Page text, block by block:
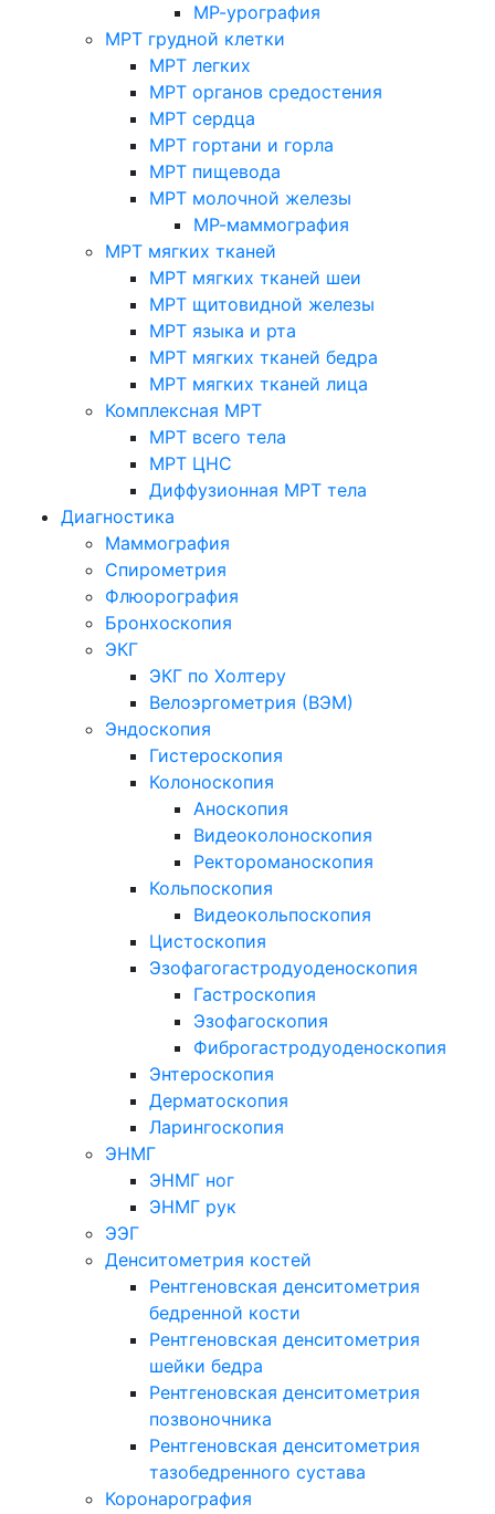
МР-урография
МРТ грудной клетки
МРТ легких
МРТ органов средостения
МРТ сердца
МРТ гортани и горла
МРТ пищевода
МРТ молочной железы
МР-маммография
МРТ мягких тканей
МРТ мягких тканей шеи
МРТ щитовидной железы
МРТ языка и рта
МРТ мягких тканей бедра
МРТ мягких тканей лица
Комплексная МРТ
МРТ всего тела
МРТ ЦНС
Диффузионная МРТ тела
Диагностика
Маммография
Спирометрия
Флюорография
Бронхоскопия
ЭКГ
ЭКГ по Холтеру
Велоэргометрия (ВЭМ)
Эндоскопия
Гистероскопия
Колоноскопия
Аноскопия
Видеоколоноскопия
Ректороманоскопия
Кольпоскопия
Видеокольпоскопия
Цистоскопия
Эзофагогастродуоденоскопия
Гастроскопия
Эзофагоскопия
Фиброгастродуоденоскопия
Энтероскопия
Дерматоскопия
Ларингоскопия
ЭНМГ
ЭНМГ ног
ЭНМГ рук
ЭЭГ
Денситометрия костей
Рентгеновская денситометрия
бедренной кости
Рентгеновская денситометрия
шейки бедра
Рентгеновская денситометрия
позвоночника
Рентгеновская денситометрия
тазобедренного сустава
Коронарография